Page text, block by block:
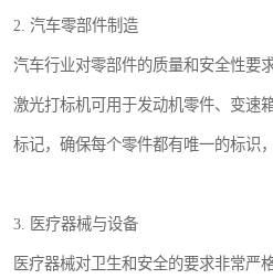
2. 汽车零部件制造
汽车行业对零部件的质量和安全性要求
激光打标机可用于发动机零件、变速
标记，确保每个零件都有唯一的标识
3. 医疗器械与设备
医疗器械对卫生和安全的要求非常严格